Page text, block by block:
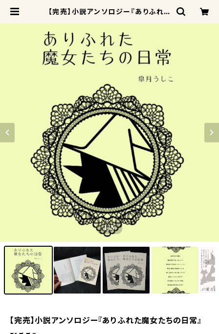
【完売】小説アンソロジー『ありふれた
1/5
【完売】小説アンソロジー『ありふれた魔女たちの日常』